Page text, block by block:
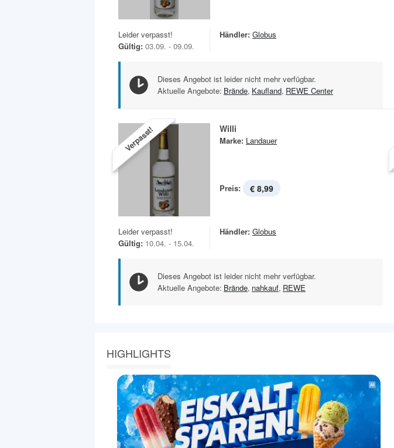
Leider verpasst!
Gültig: 03.09. - 09.09.
Händler: Globus
Dieses Angebot ist leider nicht mehr verfügbar.
Aktuelle Angebote: Brände, Kaufland, REWE Center
Verpasst! Willi
Marke: Landauer
Preis: € 8,99
Leider verpasst!
Gültig: 10.04. - 15.04.
Händler: Globus
Dieses Angebot ist leider nicht mehr verfügbar.
Aktuelle Angebote: Brände, nahkauf, REWE
HIGHLIGHTS